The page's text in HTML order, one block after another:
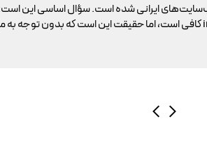
ایرانی شده است. سؤال اساسی این